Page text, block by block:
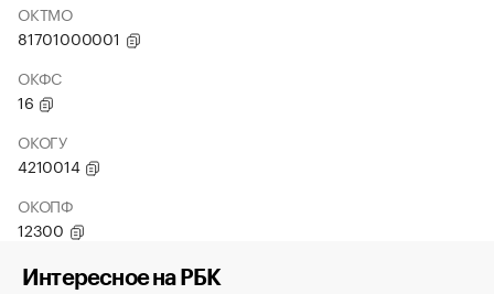
ОКТМО
81701000001
ОКФС
16
ОКОГУ
4210014
ОКОПФ
12300
Интересное на РБК